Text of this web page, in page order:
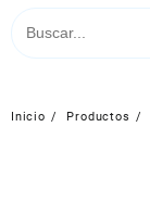
Inicio Productos